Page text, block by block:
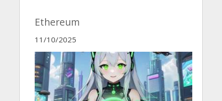
Ethereum
11/10/2025